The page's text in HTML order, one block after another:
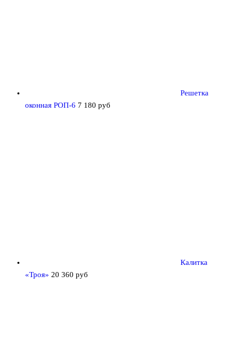
Решетка
оконная РОП-6 7 180 руб
Калитка
«Троя» 20 360 руб